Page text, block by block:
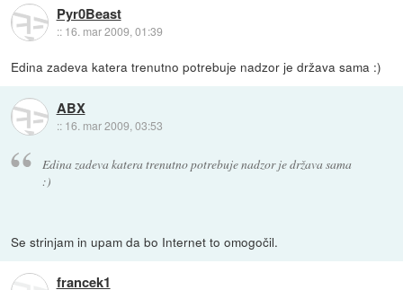
Pyr0Beast
:: 16. mar 2009, 01:39
Edina zadeva katera trenutno potrebuje nadzor je država sama :)
ABX
:: 16. mar 2009, 03:53
Edina zadeva katera trenutno potrebuje nadzor je država sama
:)
Se strinjam in upam da bo Internet to omogočil.
francek1